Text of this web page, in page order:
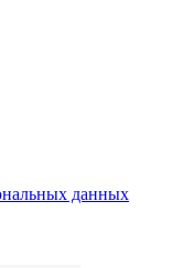
данных